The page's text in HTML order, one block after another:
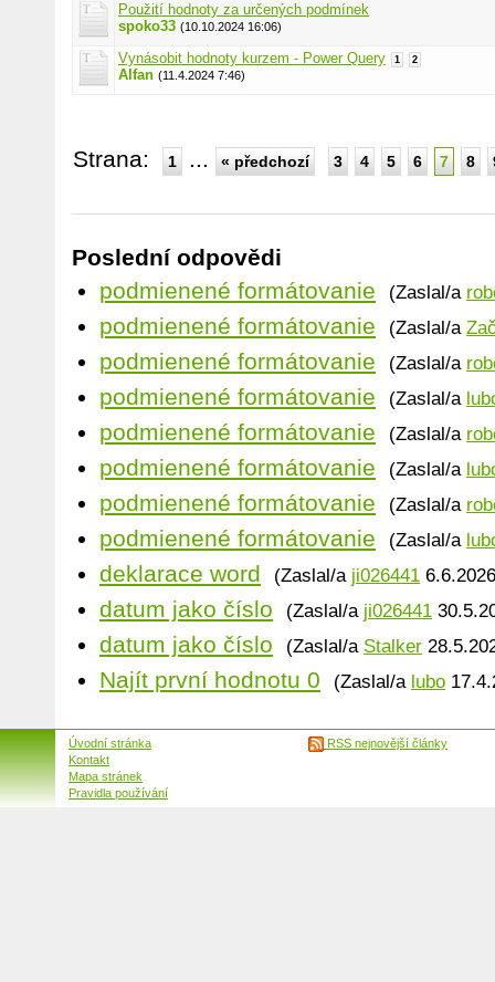
Použití hodnoty za určených podmínek
spoko33 (10.10.2024 16:06)
Vynásobit hodnoty kurzem - Power Query 1 2
Alfan (11.4.2024 7:46)
Strana: 1 ... « předchozí 3 4 5 6 7 8
Poslední odpovědi
podmienené formátovanie
(Zaslal/a
podmienené formátovanie (Zaslal/a
podmienené formátovanie (Zaslal/a
podmienené formátovanie (Zaslal/a
podmienené formátovanie (Zaslal/a
podmienené formátovanie (Zaslal/a
podmienené formátovanie (Zaslal/a
podmienené formátovanie (Zaslal/a
deklarace word (Zaslal/a ji026441
datum jako číslo (Zaslal/a ji026441
datum jako číslo (Zaslal/a Stalker
Najít první hodnotu 0 (Zaslal/a lubo
Úvodní stránka
Kontakt
Mapa stránek
Pravidla používání
RSS nejnovější články